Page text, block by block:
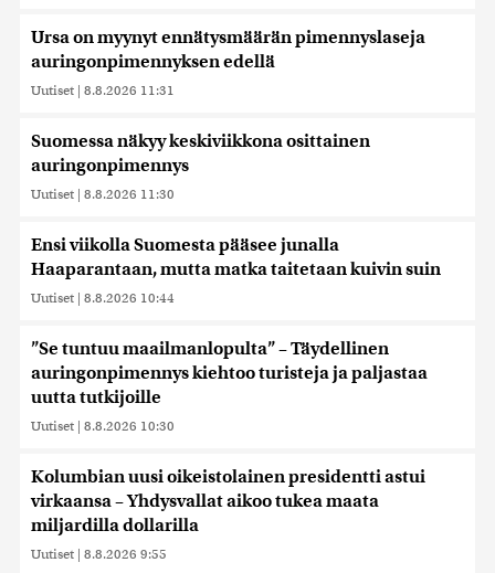
Ursa on myynyt ennätysmäärän pimennyslaseja
auringonpimennyksen edellä
Uutiset | 8.8.2026 11:31
Suomessa näkyy keskiviikkona osittainen
auringonpimennys
Uutiset | 8.8.2026 11:30
Ensi viikolla Suomesta pääsee junalla
Haaparantaan, mutta matka taitetaan kuivin suin
Uutiset | 8.8.2026 10:44
”Se tuntuu maailmanlopulta” – Täydellinen
auringonpimennys kiehtoo turisteja ja paljastaa
uutta tutkijoille
Uutiset | 8.8.2026 10:30
Kolumbian uusi oikeistolainen presidentti astui
virkaansa – Yhdysvallat aikoo tukea maata
miljardilla dollarilla
Uutiset | 8.8.2026 9:55